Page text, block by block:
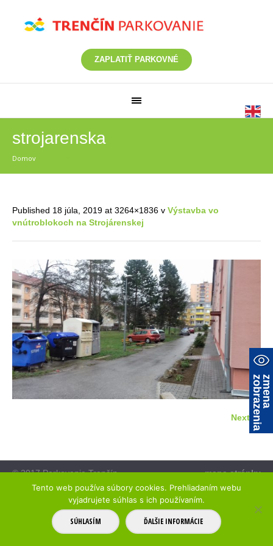
ZAPLATIŤ PARKOVNÉ
strojarenska
Domov
Published 18 júla, 2019 at 3264×1836 v Výstavba vo
vnútroblokoch na Strojárenskej
Next →
mapa stránky
© 2017 Parkovanie Trenčín
z
m
e
n
a
z
o
b
r
a
z
e
n
i
a
Tento web používa súbory cookies. Prehliadaním webu
vyjadrujete súhlas s ich používaním.
SÚHLASÍM ĎALŠIE INFORMÁCIE